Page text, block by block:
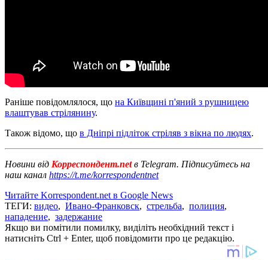
Раніше повідомлялося, що на Київщині п'яний з рушницею
влаштував стрілянину.
Також відомо, що в Дніпрі підліток стріляв з вікна по людях.
Новини від Корреспондент.netв Telegram. Підписуйтесь на
наш канал https://t.me/korrespondentnet
Читайте Korrespondent.net в Google News
ТЕГИ: видео, Ивано-Франковск, стрельба, полиция,
нападение, задержание
Якщо ви помітили помилку, виділіть необхідний текст і
натисніть Ctrl + Enter, щоб повідомити про це редакцію.